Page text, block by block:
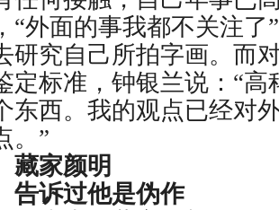
“外面的事我都不关注了
研究自己所拍字画。而
定标准，钟银兰说：“
东西。我的观点已经对
。”
藏家颜明
告诉过他是伪作